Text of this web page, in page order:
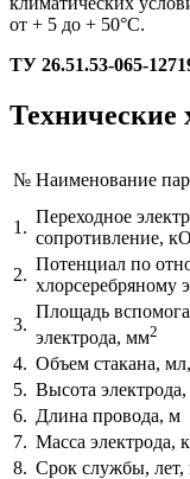
от + 5 до + 50°C.
ТУ 26.51.53-065-
Технические
№ Наименование
1.
Переходное
сопротивление,
2.
Потенциал по
хлорсеребряному
3.
Площадь
электрода, мм2
4. Объем стакана,
5. Высота
6. Длина провода, м
7. Масса электрода,
8. Срок службы, лет,